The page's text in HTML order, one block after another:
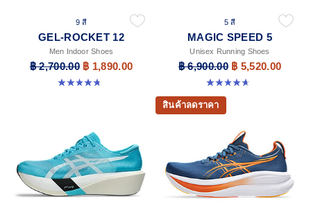
9 สี
GEL-ROCKET 12
Men Indoor Shoes
฿ 2,700.00 ฿ 1,890.00
4.7 จาก 5 ดาว 181 รีวิว
5 สี
MAGIC SPEED 5
Unisex Running Shoes
฿ 6,900.00 ฿ 5,520.00
4.7 จาก 5 ดาว 328 รีวิว
สินค้าลดราคา